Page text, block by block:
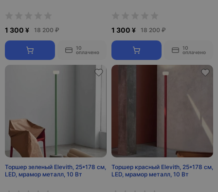
1 300 ¥ 18 200 ₽
10
оплачено
1 300 ¥ 18 200 ₽
10
оплачено
Торшер зеленый Elevith, 25*178 см,
LED, мрамор металл, 10 Вт
Торшер красный Elevith, 25*178 см,
LED, мрамор металл, 10 Вт